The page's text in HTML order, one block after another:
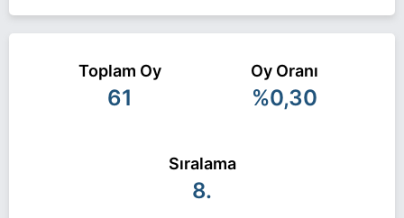
başkan adayı olarak HÜDA PAR ile 31 Mart 2024
yerel seçimlerinde yarışıyor. Sait Cihangir ile ilgili
daha fazla bilgi için
Sait Cihangir Haberleri
Toplam Oy
61
Oy Oranı
%0,30
Sıralama
8.